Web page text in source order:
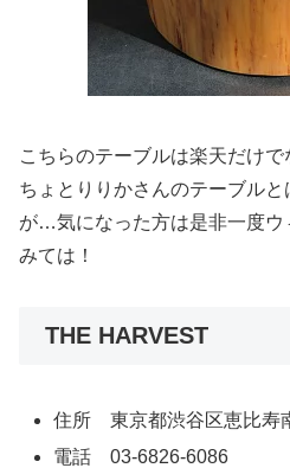
こちらのテーブルは楽天だけで
ちょとりりかさんのテーブル
が…気になった方は是非一度ウ
みては！
THE HARVEST
住所 東京都渋谷区恵比寿
電話 03-6826-6086